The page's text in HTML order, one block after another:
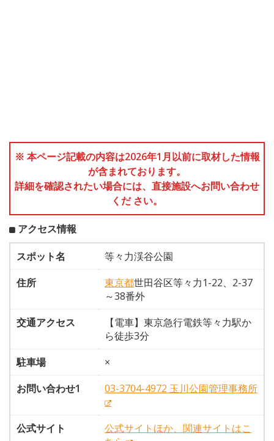
※ 本ページ記載の内容は2026年1月以前に取材した情報
が含まれております。
詳細を確認されたい場合には、直接施設へお問い合わせ
くだ さい。
アクセス情報
スポット名
等々力渓谷公園
住所
東京都世田谷区等々力1-22、2-37
～38番外
交通アクセス
【電車】東京急行電鉄等々力駅か
ら徒歩3分
駐車場
×
お問い合わせ1
03-3704-4972 玉川公園管理事務所
公式サイト
公式サイトほか、関連サイトはこ